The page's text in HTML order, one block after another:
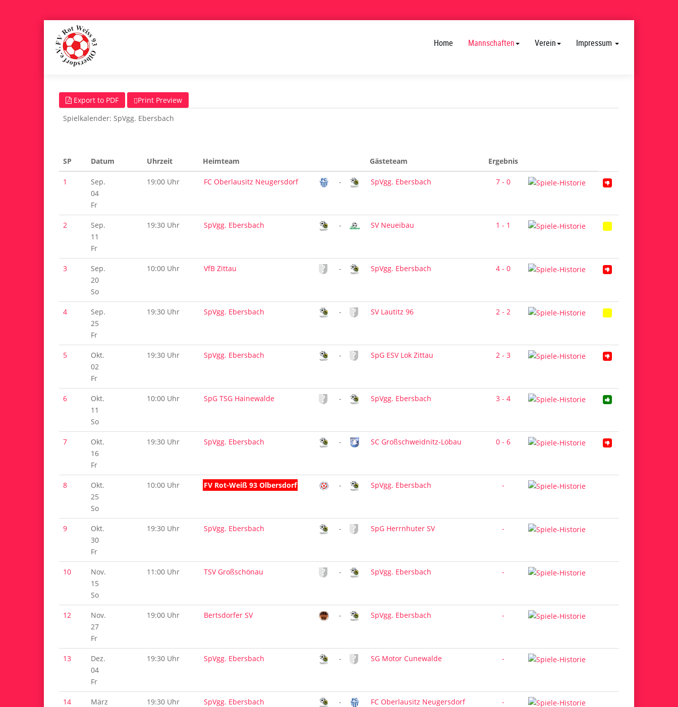
Home Mannschaften Verein Impressum
Export to PDF
Print Preview
Spielkalender: SpVgg. Ebersbach
SP Datum Uhrzeit Heimteam Gästeteam Ergebnis
1
Sep.
04
Fr
19:00 Uhr FC Oberlausitz Neugersdorf - SpVgg. Ebersbach 7 - 0
2
Sep.
11
Fr
19:30 Uhr SpVgg. Ebersbach - SV Neueibau 1 - 1
3
Sep.
20
So
10:00 Uhr VfB Zittau - SpVgg. Ebersbach 4 - 0
4
Sep.
25
Fr
19:30 Uhr SpVgg. Ebersbach - SV Lautitz 96 2 - 2
5
Okt.
02
Fr
19:30 Uhr SpVgg. Ebersbach - SpG ESV Lok Zittau 2 - 3
6
Okt.
11
So
10:00 Uhr SpG TSG Hainewalde - SpVgg. Ebersbach 3 - 4
7
Okt.
16
Fr
19:30 Uhr SpVgg. Ebersbach - SC Großschweidnitz-Löbau 0 - 6
8
Okt.
25
So
10:00 Uhr FV Rot-Weiß 93 Olbersdorf - SpVgg. Ebersbach -
9
Okt.
30
Fr
19:30 Uhr SpVgg. Ebersbach - SpG Herrnhuter SV -
10
Nov.
15
So
11:00 Uhr TSV Großschönau - SpVgg. Ebersbach -
12
Nov.
27
Fr
19:00 Uhr Bertsdorfer SV - SpVgg. Ebersbach -
13
Dez.
04
Fr
19:30 Uhr SpVgg. Ebersbach - SG Motor Cunewalde -
14
März
19:30 Uhr SpVgg. Ebersbach - FC Oberlausitz Neugersdorf -